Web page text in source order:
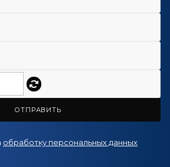
ОТПРАВИТЬ
обработку персональных данных